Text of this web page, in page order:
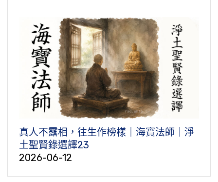
真人不露相，往生作榜樣｜海寶法師｜淨
土聖賢錄選譯23
2026-06-12